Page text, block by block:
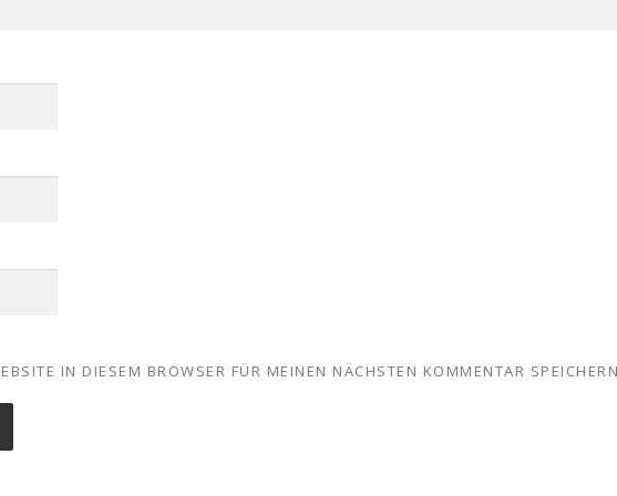
IN DIESEM BROWSER FÜR MEINEN NÄCHSTEN KOMMENTAR